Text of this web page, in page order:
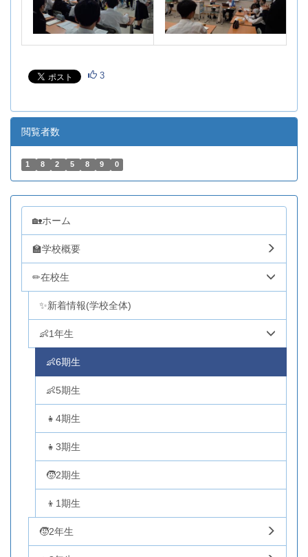
3
閲覧者数
1 8 2 5 8 9 0
🏡ホーム
🏫学校概要
✏在校生
✨新着情報(学校全体)
👶1年生
👶6期生
👶5期生
👧4期生
👧3期生
🧒2期生
👦1期生
🧒2年生